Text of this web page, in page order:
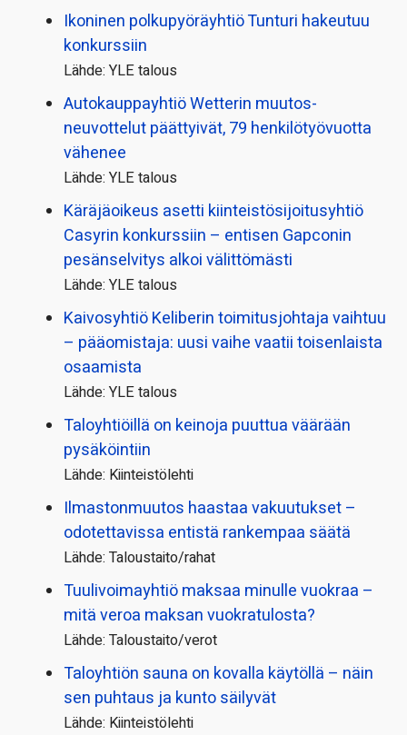
Ikoninen polkupyörä­yhtiö Tunturi hakeutuu
konkurssiin
Lähde: YLE talous
Autokauppayhtiö Wetterin muutos­
neuvottelut päättyivät, 79 henkilö­työvuotta
vähenee
Lähde: YLE talous
Käräjäoikeus asetti kiinteistö­sijoitusyhtiö
Casyrin konkurssiin – entisen Gapconin
pesänselvitys alkoi välittömästi
Lähde: YLE talous
Kaivosyhtiö Keliberin toimitusjohtaja vaihtuu
– pääomistaja: uusi vaihe vaatii toisenlaista
osaamista
Lähde: YLE talous
Taloyhtiöillä on keinoja puuttua väärään
pysäköintiin
Lähde: Kiinteistölehti
Ilmastonmuutos haastaa vakuutukset –
odotettavissa entistä rankempaa säätä
Lähde: Taloustaito/rahat
Tuulivoimayhtiö maksaa minulle vuokraa –
mitä veroa maksan vuokratulosta?
Lähde: Taloustaito/verot
Taloyhtiön sauna on kovalla käytöllä – näin
sen puhtaus ja kunto säilyvät
Lähde: Kiinteistölehti